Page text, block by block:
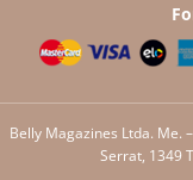
Belly Magazines Ltda. Me.
Serrat, 1349